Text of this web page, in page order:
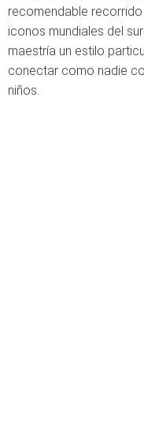
recomendable
iconos mundiales del
maestría un estilo
conectar como nadie
niños.